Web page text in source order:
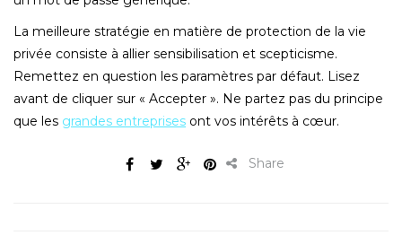
La meilleure stratégie en matière de protection de la vie
privée consiste à allier sensibilisation et scepticisme.
Remettez en question les paramètres par défaut. Lisez
avant de cliquer sur « Accepter ». Ne partez pas du principe
que les grandes entreprises ont vos intérêts à cœur.
Share